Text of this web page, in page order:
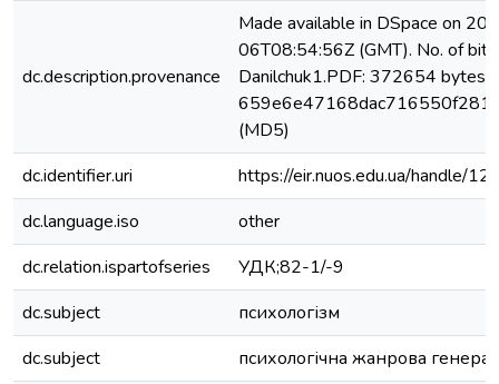
dc.description.provenance
Made available in DSpace on
06T08:54:56Z (GMT). No. of
Danilchuk1.PDF: 372654 bytes,
(MD5)
dc.identifier.uri
https://eir.nuos.edu.ua/handle/
dc.language.iso
other
dc.relation.ispartofseries
УДК;82-1/-9
dc.subject
психологізм
dc.subject
психологічна жанрова